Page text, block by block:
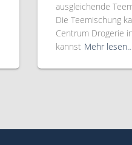
ausgleichende
Die Teemischung
Centrum Drogerie
kannst Mehr lesen…